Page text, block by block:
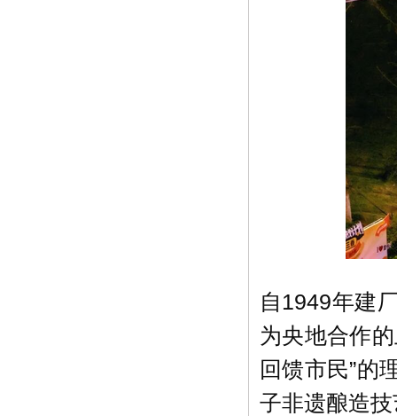
自1949年建
为央地合作
回馈市民”的
子非遗酿造